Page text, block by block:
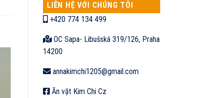
LIÊN HỆ VỚI CHÚNG TÔI
+420 774 134 499
OC Sapa- Libušská 319/126, Praha
14200
annakimchi1205@gmail.com
Ăn vặt Kim Chi Cz